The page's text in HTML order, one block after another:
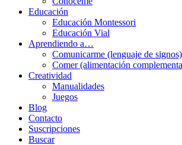
Educación
Educación Montessori
Educación Vial
Aprendiendo a…
Comunicarme (lenguaje de signos)
Comer (alimentación
Creatividad
Manualidades
Juegos
Blog
Contacto
Suscripciones
Buscar